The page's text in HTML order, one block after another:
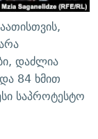
დაძლია
84 ხმით
საპროტესტო